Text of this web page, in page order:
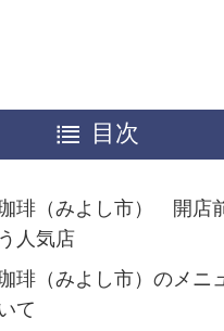
目次
琲（みよし市） 開店
人気店
琲（みよし市）のメニ
て